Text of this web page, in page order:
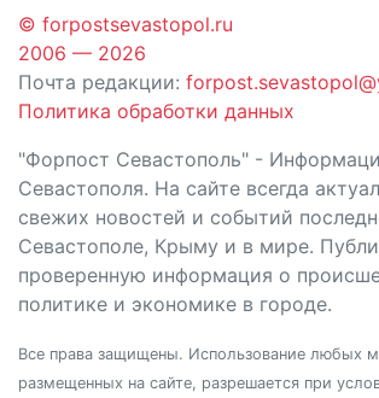
© forpostsevastopol.ru
2006 — 2026
Почта редакции:
Политика обработки данных
"Форпост Севастополь" -
Севастополя. На сайте всегда
свежих новостей и событий
Севастополе, Крыму и в мире.
проверенную информация о
политике и экономике в городе.
Все права защищены. Использование любых
размещенных на сайте, разрешается при